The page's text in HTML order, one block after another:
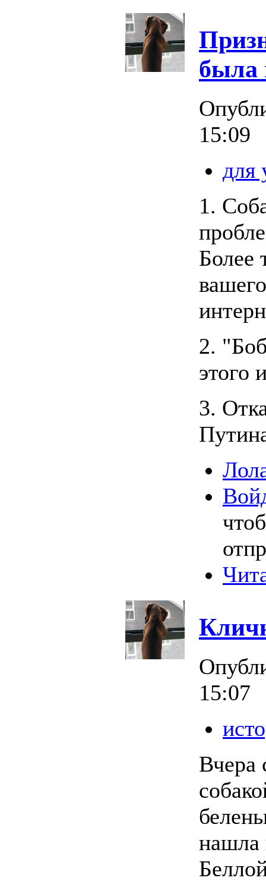
была
15:09
для
1.
Более
2.
этого
3.
15:07
Вчера
нашла